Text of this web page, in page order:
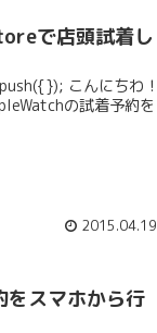
で店頭試着し
こんにちわ！
の試着予約を
2015.04.19
をスマホから行